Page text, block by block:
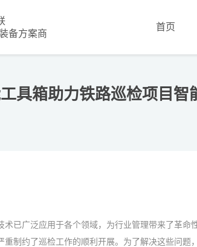
备方案商
首页
具箱助力铁路巡检项目智
术已广泛应用于各个领域，为行业管理带来了革
重制约了巡检工作的顺利开展。为了解决这些问